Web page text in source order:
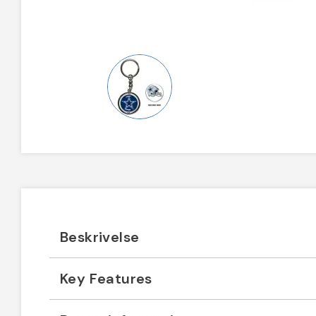
Beskrivelse
Key Features